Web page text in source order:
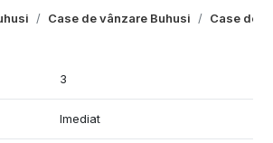
Case de vânzare Buhusi Case de
la strada Orbic de 18 ml.
de cenrală și izolație termică.
în care se regăsește o bucatarie și o
sunt plantați pomi fructiferi.
3
Imediat